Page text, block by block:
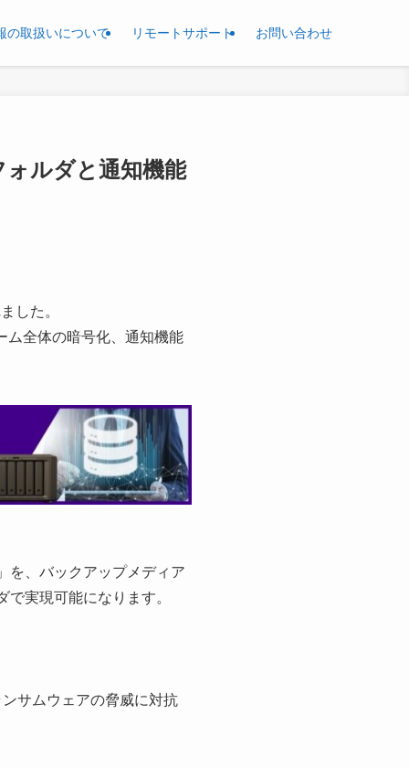
の取扱いについて リモートサポート お問い合わせ
ルダと通知機能
した。
ム全体の暗号化、通知機能
を、バックアップメディア
実現可能になります。
ンサムウェアの脅威に対抗